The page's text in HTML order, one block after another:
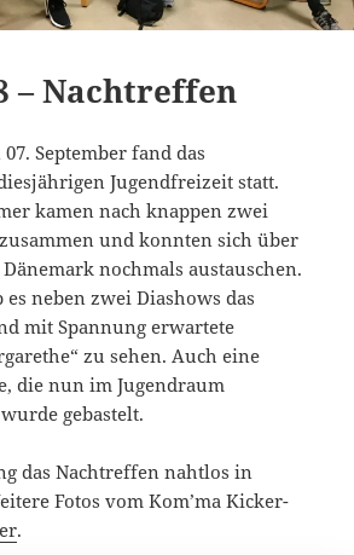
– Nachtreffen
September fand das
Jugendfreizeit statt.
kamen nach knappen zwei
und konnten sich über
nochmals austauschen.
neben zwei Diashows das
mit Spannung erwartete
zu sehen. Auch eine
die nun im Jugendraum
gebastelt.
das Nachtreffen nahtlos in
Fotos vom Kom’ma Kicker-
.